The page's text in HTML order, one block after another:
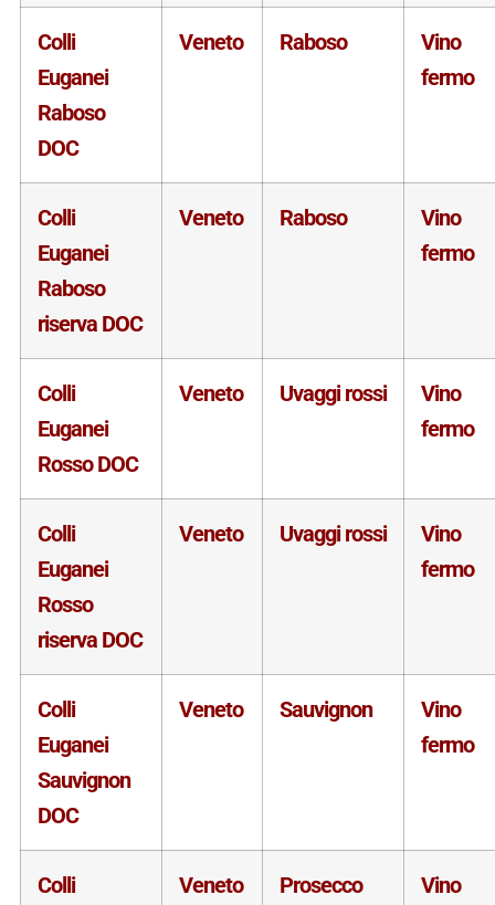
Colli
Euganei
Raboso
DOC
Veneto Raboso
Vino
fermo
Colli
Euganei
Raboso
riserva DOC
Veneto Raboso
Vino
fermo
Colli
Euganei
Rosso DOC
Veneto Uvaggi rossi
Vino
fermo
Colli
Euganei
Rosso
riserva DOC
Veneto Uvaggi rossi
Vino
fermo
Colli
Euganei
Sauvignon
DOC
Veneto Sauvignon
Vino
fermo
Colli
Veneto Prosecco
Vino